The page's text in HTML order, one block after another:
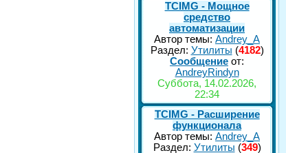
TCIMG - Мощное
средство
автоматизации
Автор темы: Andrey_A
Раздел: Утилиты (4182)
Сообщение от:
AndreyRindyn
Суббота, 14.02.2026,
22:34
TCIMG - Расширение
функционала
Автор темы: Andrey_A
Раздел: Утилиты (349)